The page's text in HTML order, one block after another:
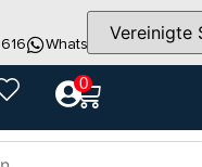
WhatsApp
0